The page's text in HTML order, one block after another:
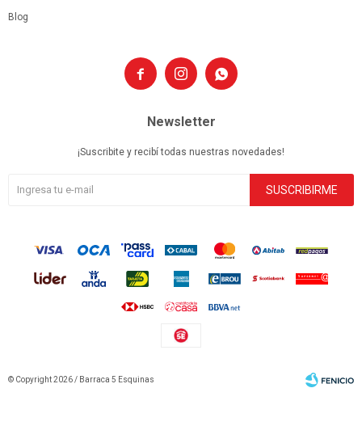
  
Blog
Newsletter
¡Suscribite y recibí todas nuestras novedades!
SUSCRIBIRME
© Copyright 2026 / Barraca 5 Esquinas